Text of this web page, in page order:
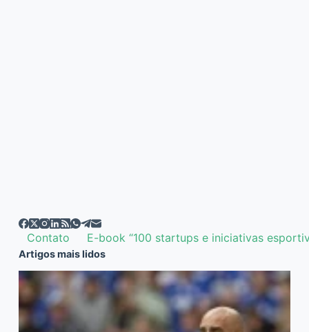
Contato E-book “100 startups e iniciativas
Artigos mais lidos